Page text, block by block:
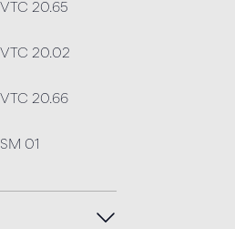
VTC 20.65
VTC 20.02
VTC 20.66
SM 01